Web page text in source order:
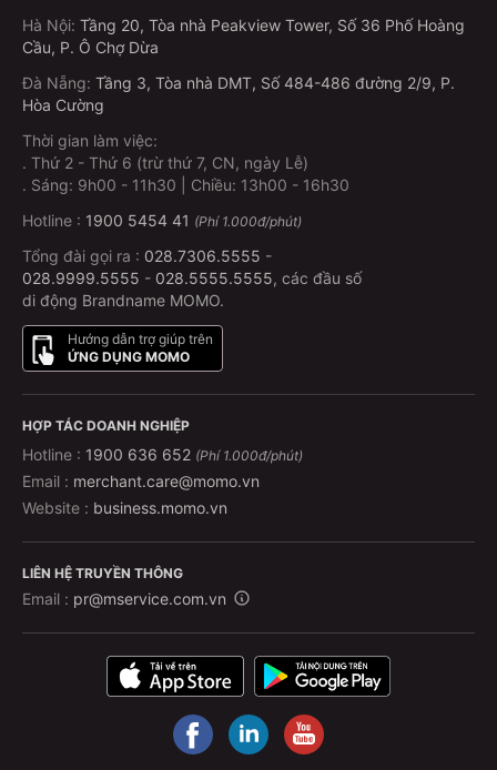
Hà Nội: Tầng 20, Tòa nhà Peakview Tower, Số 36 Phố Hoàng
Cầu, P. Ô Chợ Dừa
Đà Nẵng: Tầng 3, Tòa nhà DMT, Số 484-486 đường 2/9, P.
Hòa Cường
Thời gian làm việc:
. Thứ 2 - Thứ 6 (trừ thứ 7, CN, ngày Lễ)
. Sáng: 9h00 - 11h30 | Chiều: 13h00 - 16h30
Hotline : 1900 5454 41 (Phí 1.000đ/phút)
Tổng đài gọi ra : 028.7306.5555 -
028.9999.5555 - 028.5555.5555, các đầu số
di động Brandname MOMO.
Hướng dẫn trợ giúp trên
ỨNG DỤNG MOMO
HỢP TÁC DOANH NGHIỆP
Hotline : 1900 636 652 (Phí 1.000đ/phút)
Email : merchant.care@momo.vn
Website : business.momo.vn
LIÊN HỆ TRUYỀN THÔNG
Email : pr@mservice.com.vn